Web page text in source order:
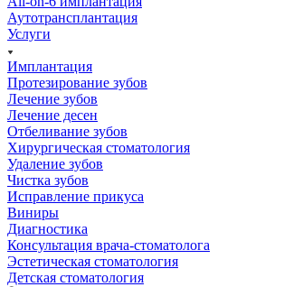
Аутотрансплантация
Услуги
Имплантация
Протезирование зубов
Лечение зубов
Лечение десен
Отбеливание зубов
Хирургическая стоматология
Удаление зубов
Чистка зубов
Исправление прикуса
Виниры
Диагностика
Консультация врача-стоматолога
Эстетическая стоматология
Детская стоматология